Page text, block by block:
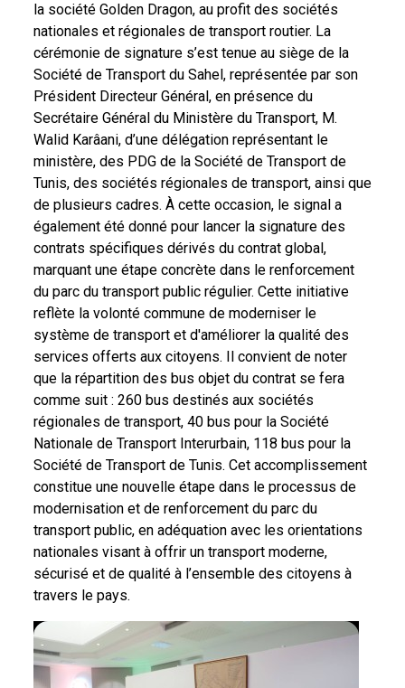
la société Golden Dragon, au profit des sociétés
nationales et régionales de transport routier. La
cérémonie de signature s’est tenue au siège de la
Société de Transport du Sahel, représentée par son
Président Directeur Général, en présence du
Secrétaire Général du Ministère du Transport, M.
Walid Karâani, d’une délégation représentant le
ministère, des PDG de la Société de Transport de
Tunis, des sociétés régionales de transport, ainsi que
de plusieurs cadres. À cette occasion, le signal a
également été donné pour lancer la signature des
contrats spécifiques dérivés du contrat global,
marquant une étape concrète dans le renforcement
du parc du transport public régulier. Cette initiative
reflète la volonté commune de moderniser le
système de transport et d'améliorer la qualité des
services offerts aux citoyens. Il convient de noter
que la répartition des bus objet du contrat se fera
comme suit : 260 bus destinés aux sociétés
régionales de transport, 40 bus pour la Société
Nationale de Transport Interurbain, 118 bus pour la
Société de Transport de Tunis. Cet accomplissement
constitue une nouvelle étape dans le processus de
modernisation et de renforcement du parc du
transport public, en adéquation avec les orientations
nationales visant à offrir un transport moderne,
sécurisé et de qualité à l’ensemble des citoyens à
travers le pays.